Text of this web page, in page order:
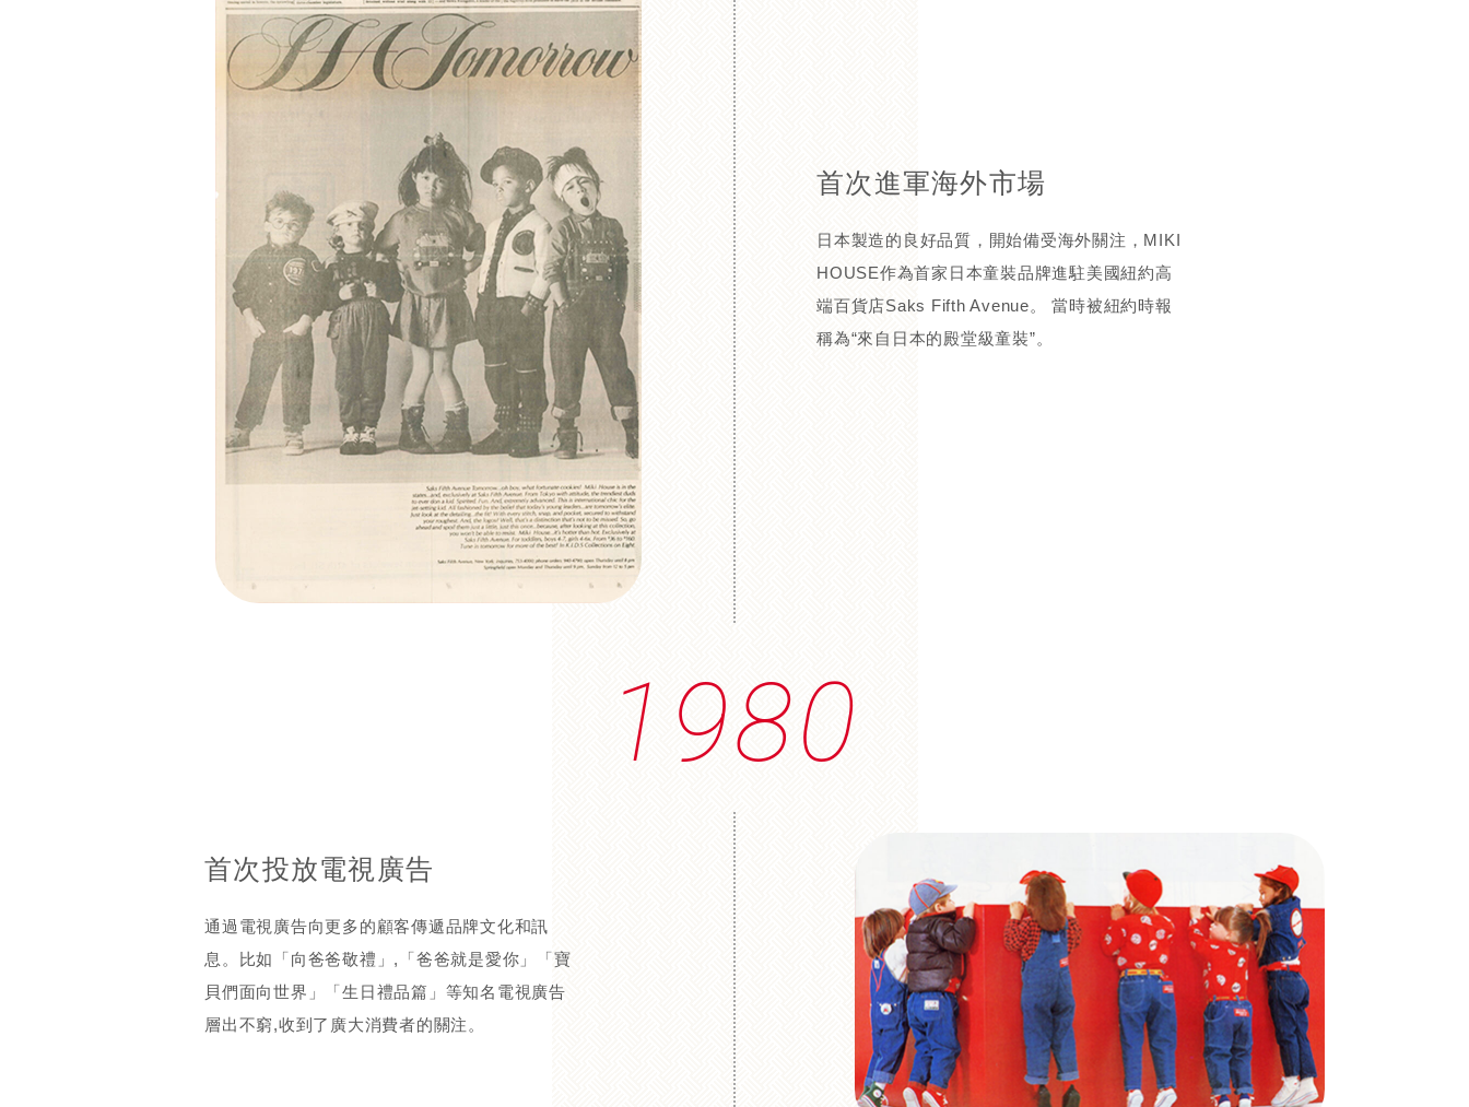
首次進軍海外市場
日本製造的良好品質，開始備受海外關注，MIKI
HOUSE作為首家日本童裝品牌進駐美國紐約高
端百貨店Saks Fifth Avenue。 當時被紐約時報
稱為“來自日本的殿堂級童裝”。
1980
首次投放電視廣告
通過電視廣告向更多的顧客傳遞品牌文化和訊
息。比如「向爸爸敬禮」,「爸爸就是愛你」「寶
貝們面向世界」「生日禮品篇」等知名電視廣告
層出不窮,收到了廣大消費者的關注。